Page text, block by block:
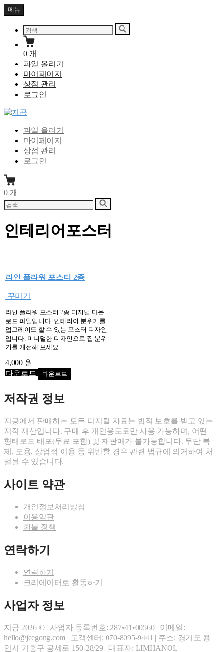
Skip
to
content
메뉴
다
음
을
검
색:
검
색
0 개
파일 올리기
마이페이지
상점 관리
로그인
지공
지식을 공유하다
파일 올리기
마이페이지
상점 관리
로그인
0 개
다
음
을
검
검
색
인테리어포스터
라인 플라워 포스터 2종
꾸미기
라인 플라워 포스터 2종 디지털 다운
로드 파일입니다. 인테리어 분위기를
업그레이드 할 수 있는 포스터 디자인
입니다. 미니멀한 디자인으로 집 분위
기를 개선해 보세요.
4,000 원
다운로드
저작권 정보
지공에서 판매하는 모든 디지털 자료는 법적 보호를 받고 있는
지적 재산입니다. 구매 후 개인용도로만 사용 가능하며, 어떤
형태로도 배포(무료 포함) 및 재판매가 불가능합니다. 무단 복
제, 도용, 상업적 이용 등 위반할 경우 관련 법규에 의거하여 처
벌될 수 있습니다.
사이트 약관
개인정보처리방침
이용약관
환불 정책
연락하기
연락하기
크리에이터로 활동하기
사업자 정보
지공 2026 © | 사업자 등록번호: 287•41•00560 | 이메일:
hello@jeegong.com | 고객센터: 070-8095-9441 | 주소: 경기도 용
인시 기흥구 공세로 150-28/29 | 대표자: LIMHANOL